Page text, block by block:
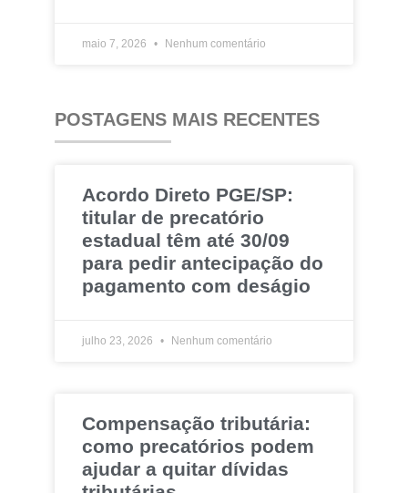
maio 7, 2026 Nenhum comentário
POSTAGENS MAIS RECENTES
Acordo Direto PGE/SP:
titular de precatório
estadual têm até 30/09
para pedir antecipação do
pagamento com deságio
julho 23, 2026 Nenhum comentário
Compensação tributária:
como precatórios podem
ajudar a quitar dívidas